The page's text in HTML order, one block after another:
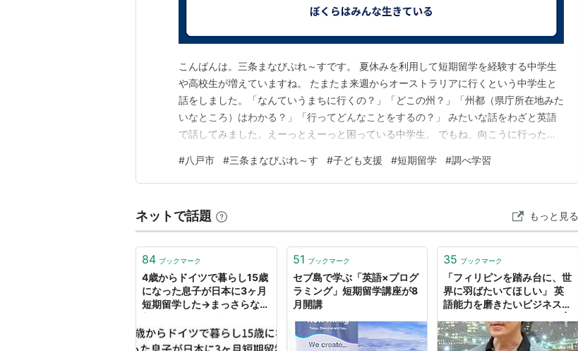
こんばんは。三条まなびぷれ～すです。 夏休みを利用して短期留学を経験する中学生
や高校生が増えていますね。 たまたま来週からオーストラリアに行くという中学生と
話をしました。「なんていうまちに行くの？」「どこの州？」「州都（県庁所在地みた
いなところ）はわかる？」「行ってどんなことをするの？」 みたいな話をわざと英語
で話してみました。えーっとえーっと困っている中学生。 でもね、向こうに行った
話してごらん。と私のつたない英語でその子に英語で話す勇気を与えました。 何が一
番したいか？と聞くと「コアラをみたい。触れるでしょうか」…
#八戸市 #三条まなびぷれ～す #子ども支援 #短期留学 #調べ学習
ネットで話題 もっと見る
84 ブックマーク
4歳からドイツで暮らし15歳
になった息子が日本に3ヶ月
短期留学した→まっさらな感
51 ブックマーク
セブ島で学ぶ「英語×プログ
ラミング」短期留学講座が8
月開講
35 ブックマーク
「フィリピンを踏み台に、世
界に羽ばたいてほしい」 英
語能力を磨きたいビジネスパ
JBpress (ジェイビープレ
ス)